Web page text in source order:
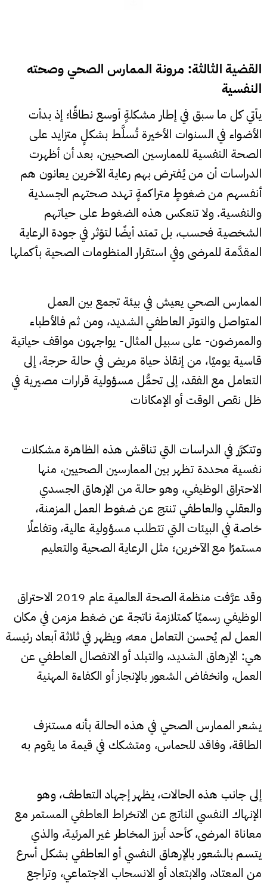
القضية الثالثة: مرونة الممارس الصحي وصحته
النفسية
يأتي كل ما سبق في إطار مشكلةٍ أوسع نطاقًا؛ إذ بدأت
الأضواء في السنوات الأخيرة تُسلَّط بشكلٍ متزايد على
الصحة النفسية للممارسين الصحيين، بعد أن أظهرت
الدراسات أن من يُفترض بهم رعاية الآخرين يعانون هم
أنفسهم من ضغوطٍ متراكمةٍ تهدد صحتهم الجسدية
والنفسية. ولا تنعكس هذه الضغوط على حياتهم
الشخصية فحسب، بل تمتد أيضًا لتؤثر في جودة الرعاية
المقدَّمة للمرضى وفي استقرار المنظومات الصحية بأكملها
الممارس الصحي يعيش في بيئة تجمع بين العمل
المتواصل والتوتر العاطفي الشديد، ومن ثم فالأطباء
والممرضون- على سبيل المثال- يواجهون مواقف حياتية
قاسية يوميًا، من إنقاذ حياة مريض في حالة حرجة، إلى
التعامل مع الفقد، إلى تحمُّل مسؤولية قرارات مصيرية في
ظل نقص الوقت أو الإمكانات
وتتكرَّر في الدراسات التي تناقش هذه الظاهرة مشكلات
نفسية محددة تظهر بين الممارسين الصحيين، منها
الاحتراق الوظيفي، وهو حالة من الإرهاق الجسدي
والعقلي والعاطفي تنتج عن ضغوط العمل المزمنة،
خاصة في البيئات التي تتطلب مسؤولية عالية، وتفاعلًا
مستمرًا مع الآخرين؛ مثل الرعاية الصحية والتعليم
وقد عرَّفت منظمة الصحة العالمية عام 2019 الاحتراق
الوظيفي رسميًا كمتلازمة ناتجة عن ضغط مزمن في مكان
العمل لم يُحسن التعامل معه، ويظهر في ثلاثة أبعاد رئيسة
هي: الإرهاق الشديد، والتبلد أو الانفصال العاطفي عن
العمل، وانخفاض الشعور بالإنجاز أو الكفاءة المهنية
يشعر الممارس الصحي في هذه الحالة بأنه مستنزف
الطاقة، وفاقد للحماس، ومتشكك في قيمة ما يقوم به
إلى جانب هذه الحالات، يظهر إجهاد التعاطف، وهو
الإنهاك النفسي الناتج عن الانخراط العاطفي المستمر مع
معاناة المرضى، كأحد أبرز المخاطر غير المرئية، والذي
يتسم بالشعور بالإرهاق النفسي أو العاطفي بشكل أسرع
من المعتاد، والابتعاد أو الانسحاب الاجتماعي، وتراجع